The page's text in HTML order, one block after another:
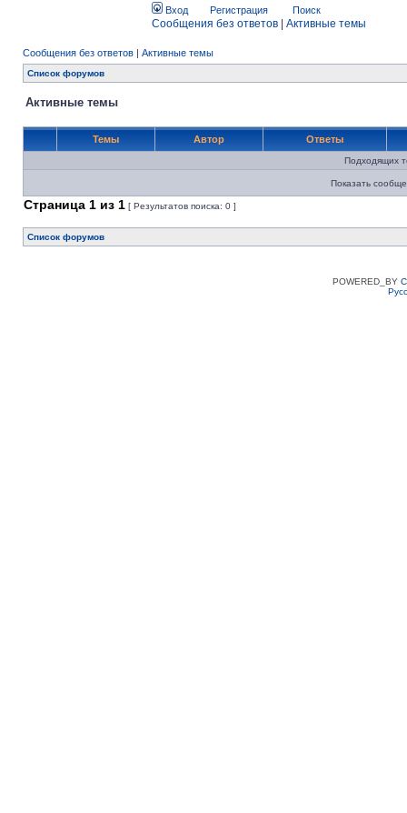
Вход Регистрация Поиск
Сообщения без ответов Активные темы
Сообщения без ответов | Активные темы
Список форумов
Активные темы
Темы Автор Ответы
Подходящих
Показать
Страница 1 из 1 [ Результатов поиска: 0 ]
Список форумов
POWERED_BY